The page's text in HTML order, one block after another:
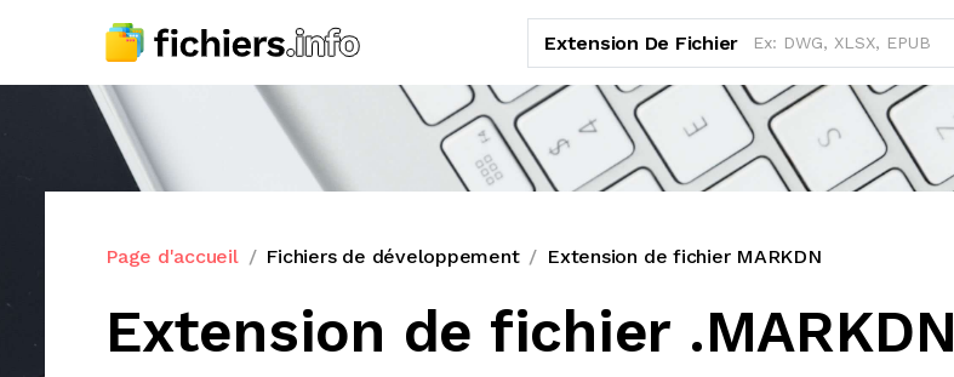
Extension De Fichier
Page d'accueil Fichiers de développement Extension de fichier MARKDN
Extension de fichier .MARKDN